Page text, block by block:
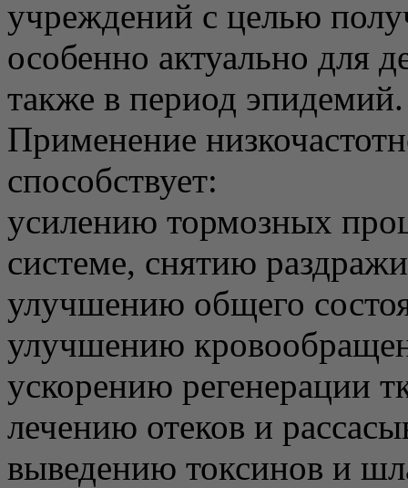
учреждений с целью
особенно актуально для
также в период эпидемий.
Применение
способствует:
усилению тормозных
системе, снятию
улучшению общего
улучшению
ускорению регенерации
лечению отеков и
выведению токсинов и